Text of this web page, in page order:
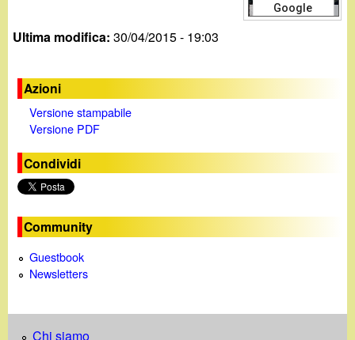
i
o
a
Dati mappa Termini
Google
Maps.
di questo
Ultima modifica:30/04/2015 - 19:03
Azioni
Versione stampabile
Versione PDF
Condividi
Community
Guestbook
Newsletters
Chi siamo